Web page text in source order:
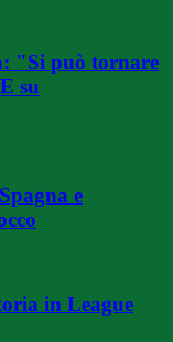
"Si può tornare
su
e
in League